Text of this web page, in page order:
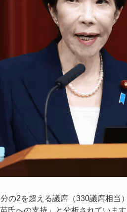
の2を超える議席（330議席相当